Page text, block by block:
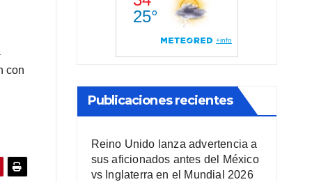
con
Publicaciones recientes
Reino Unido lanza advertencia a
sus aficionados antes del México
vs Inglaterra en el Mundial 2026